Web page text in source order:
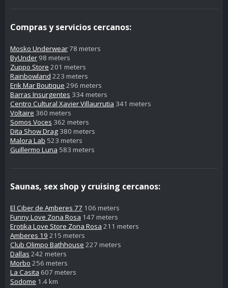
Compras y servicios cercanos:
Mosko Underwear78 meters
ByUnder 98 meters
Zuppo Store 201 meters
Rainbowland 223 meters
Erik Mar Boutique 296 meters
Barras Insurgentes 334 meters
Centro Cultural Xavier Villaurrutia 341 meters
Voltaire 360 meters
Somos Voces 362 meters
Dita Show Drag 380 meters
Malora Lab 523 meters
Guillermo Luna 583 meters
Saunas, sex shop y cruising cercanos:
El Ciber de Amberes 77 106 meters
Funny Love Zona Rosa 147 meters
Erotika Love Store Zona Rosa 211 meters
Amberes 19 215 meters
Club Olimpo Bathhouse 227 meters
Dallas 242 meters
Morbo 256 meters
La Casita 607 meters
Sodome 1.4 km